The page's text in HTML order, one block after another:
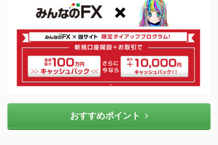
おすすめポイント